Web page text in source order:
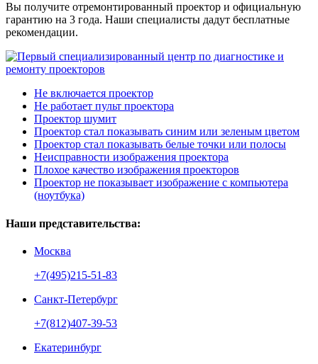
Вы получите отремонтированный проектор и официальную
гарантию на 3 года. Наши специалисты дадут бесплатные
рекомендации.
Не включается проектор
Не работает пульт проектора
Проектор шумит
Проектор стал показывать синим или зеленым цветом
Проектор стал показывать белые точки или полосы
Неисправности изображения проектора
Плохое качество изображения проекторов
Проектор не показывает изображение с компьютера
(ноутбука)
Наши представительства:
Москва
+7(495)215-51-83
Санкт-Петербург
+7(812)407-39-53
Екатеринбург